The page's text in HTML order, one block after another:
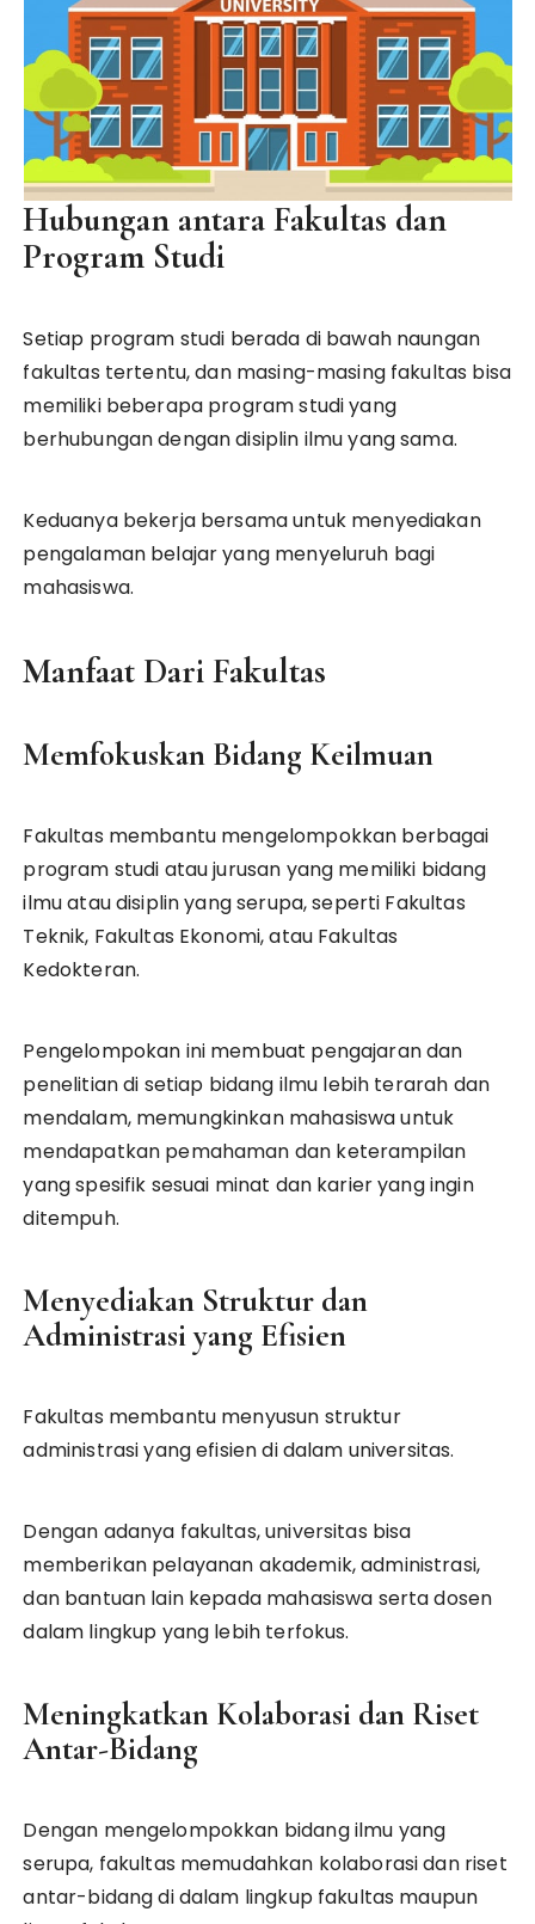
Hubungan antara Fakultas dan
Program Studi
Setiap program studi berada di bawah naungan
fakultas tertentu, dan masing-masing fakultas bisa
memiliki beberapa program studi yang
berhubungan dengan disiplin ilmu yang sama.
Keduanya bekerja bersama untuk menyediakan
pengalaman belajar yang menyeluruh bagi
mahasiswa.
Manfaat Dari Fakultas
Memfokuskan Bidang Keilmuan
Fakultas membantu mengelompokkan berbagai
program studi atau jurusan yang memiliki bidang
ilmu atau disiplin yang serupa, seperti Fakultas
Teknik, Fakultas Ekonomi, atau Fakultas
Kedokteran.
Pengelompokan ini membuat pengajaran dan
penelitian di setiap bidang ilmu lebih terarah dan
mendalam, memungkinkan mahasiswa untuk
mendapatkan pemahaman dan keterampilan
yang spesifik sesuai minat dan karier yang ingin
ditempuh.
Menyediakan Struktur dan
Administrasi yang Efisien
Fakultas membantu menyusun struktur
administrasi yang efisien di dalam universitas.
Dengan adanya fakultas, universitas bisa
memberikan pelayanan akademik, administrasi,
dan bantuan lain kepada mahasiswa serta dosen
dalam lingkup yang lebih terfokus.
Meningkatkan Kolaborasi dan Riset
Antar-Bidang
Dengan mengelompokkan bidang ilmu yang
serupa, fakultas memudahkan kolaborasi dan riset
antar-bidang di dalam lingkup fakultas maupun